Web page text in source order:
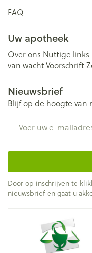
FAQ
Uw apotheek
Over ons Nuttige links
van wachtVoorschrift
Nieuwsbrief
Blijf op de hoogte van
Door op inschrijven te
nieuwsbrief en gaat u